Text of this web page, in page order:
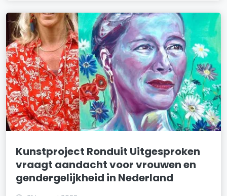
Kunstproject Ronduit Uitgesproken
vraagt aandacht voor vrouwen en
gendergelijkheid in Nederland